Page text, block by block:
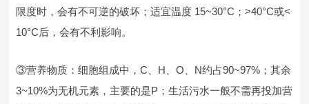
限度时，会有不可逆的破坏；适宜温度 15~30°C；>40°C或<
10°C后，会有不利影响。
③营养物质：细胞组成中，C、H、O、N约占90~97%；其余
3~10%为无机元素，主要的是P；生活污水一般不需再投加营